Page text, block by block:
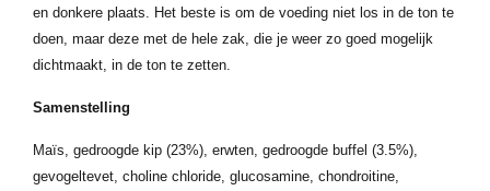
en donkere plaats. Het beste is om de voeding niet los in de ton te
doen, maar deze met de hele zak, die je weer zo goed mogelijk
dichtmaakt, in de ton te zetten.
Samenstelling
Maïs, gedroogde kip (23%), erwten, gedroogde buffel (3.5%),
gevogeltevet, choline chloride, glucosamine, chondroitine,